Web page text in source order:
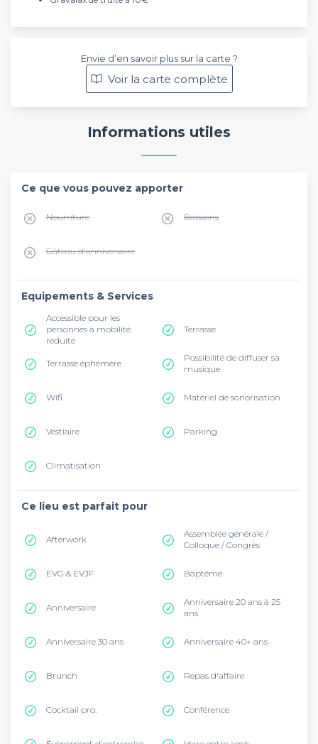
Envie d’en savoir plus sur la carte ?
Voir la carte complète
Informations utiles
Ce que vous pouvez apporter
Nourriture Boissons
Gâteau d'anniversaire
Equipements & Services
Accessible pour les
personnes à mobilité
réduite
Terrasse
Terrasse éphémère
Possibilité de diffuser sa
musique
Wifi Matériel de sonorisation
Vestiaire Parking
Climatisation
Ce lieu est parfait pour
Afterwork
Assemblée générale /
Colloque / Congrès
EVG & EVJF Baptême
Anniversaire
Anniversaire 20 ans à 25
ans
Anniversaire 30 ans Anniversaire 40+ ans
Brunch Repas d'affaire
Cocktail pro. Conférence